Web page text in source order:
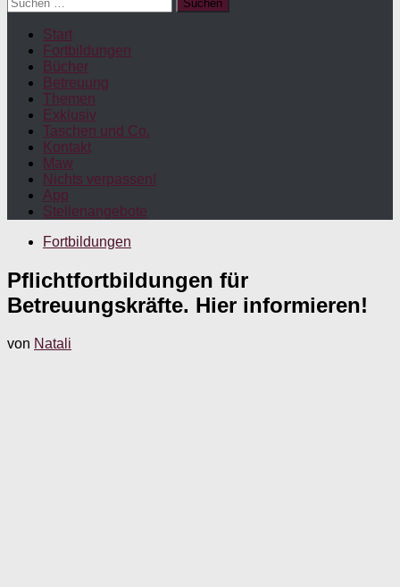
nach:
Start
Fortbildungen
Bücher
Betreuung
Themen
Exklusiv
Taschen und Co.
Kontakt
Maw
Nichts verpassen!
App
Stellenangebote
Fortbildungen
Pflichtfortbildungen für
Betreuungskräfte. Hier informieren!
von Natali